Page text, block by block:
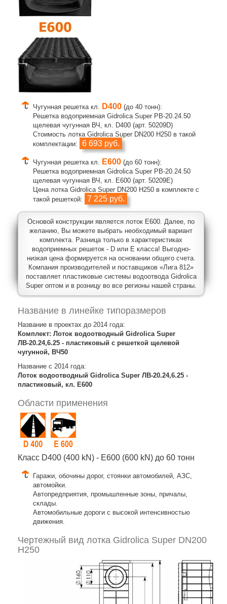
Чугунная решетка кл. D400 (до 40 тонн):
Решетка водоприемная Gidrolica Super РВ-20.24.50
щелевая чугунная ВЧ, кл. D400 (арт. 50209D)
Стоимость лотка Gidrolica Super DN200 H250 в такой
комплектации:
6 693 руб.
Чугунная решетка кл. E600 (до 60 тонн):
Решетка водоприемная Gidrolica Super РВ-20.24.50
щелевая чугунная ВЧ, кл. E600 (арт. 50209E)
Цена лотка Gidrolica Super DN200 H250 в комплекте с
такой решеткой:
7 225 руб.
Основой конструкции является лоток E600. Далее, по
желанию, Вы можете выбрать необходимый вариант
комплекта. Разница только в характеристиках
водоприемных решеток - D или E класса! Выгодно-
низкая цена формируется на основании общего счета.
Компания производителей и поставщиков «Лига 812»
поставляет пластиковые системы водоотвода Gidrolica
Super оптом и в розницу во все регионы нашей страны.
Название в линейке типоразмеров
Название в проектах до 2014 года:
Комплект: Лоток водоотводный Gidrolica Super
ЛВ-20.24,6.25 - пластиковый с решеткой щелевой
чугунной, ВЧ50
Название с 2014 года:
Лоток водоотводный Gidrolica Super ЛВ-20.24,6.25 -
пластиковый, кл. E600
Области применения
Класс D400 (400 kN) - E600 (600 kN) до 60 тонн
Гаражи, обочины дорог, стоянки автомобилей, АЗС,
автомойки.
Автопредприятия, промышленные зоны, причалы,
склады.
Автомобильные дороги с высокой интенсивностью
движения.
Чертежный вид лотка Gidrolica Super DN200
H250